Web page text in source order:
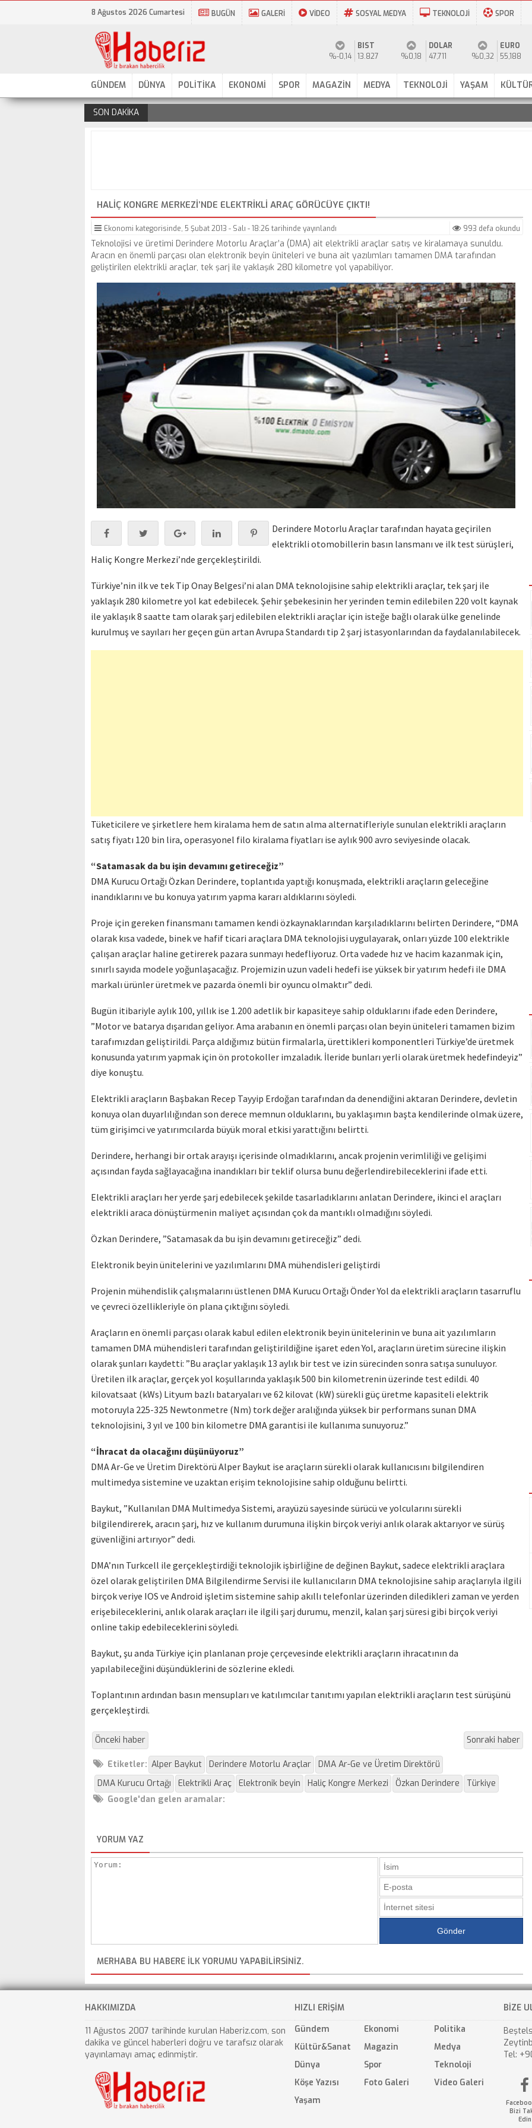
8 Ağustos 2026 Cumartesi BUGÜN GALERİ VİDEO SOSYAL MEDYA TEKNOLOJİ SPOR
%-0,14
BIST
13.827
%0,18
DOLAR
47,711
%0,32
EURO
55,188
GÜNDEM DÜNYA POLİTİKA EKONOMİ SPOR MAGAZİN MEDYA TEKNOLOJİ YAŞAM
SON DAKİKA
HALIÇ KONGRE MERKEZI’NDE ELEKTRIKLI ARAÇ GÖRÜCÜYE ÇIKTI!
993 defa okundu
Ekonomi kategorisinde, 5 Şubat 2013 - Salı - 18:26 tarihinde yayınlandı
Teknolojisi ve üretimi Derindere Motorlu Araçlar’a (DMA) ait elektrikli araçlar satış ve kiralamaya sunuldu.
Aracın en önemli parçası olan elektronik beyin üniteleri ve buna ait yazılımları tamamen DMA tarafından
geliştirilen elektrikli araçlar, tek şarj ile yaklaşık 280 kilometre yol yapabiliyor.
Derindere Motorlu Araçlar tarafından hayata geçirilen
elektrikli otomobillerin basın lansmanı ve ilk test sürüşleri,
Haliç Kongre Merkezi’nde gerçekleştirildi.
Türkiye’nin ilk ve tek Tip Onay Belgesi’ni alan DMA teknolojisine sahip elektrikli araçlar, tek şarj ile
yaklaşık 280 kilometre yol kat edebilecek. Şehir şebekesinin her yerinden temin edilebilen 220 volt kaynak
ile yaklaşık 8 saatte tam olarak şarj edilebilen elektrikli araçlar için isteğe bağlı olarak ülke genelinde
kurulmuş ve sayıları her geçen gün artan Avrupa Standardı tip 2 şarj istasyonlarından da faydalanılabilecek.
Tüketicilere ve şirketlere hem kiralama hem de satın alma alternatifleriyle sunulan elektrikli araçların
satış fiyatı 120 bin lira, operasyonel filo kiralama fiyatları ise aylık 900 avro seviyesinde olacak.
“Satamasak da bu işin devamını getireceğiz”
DMA Kurucu Ortağı Özkan Derindere, toplantıda yaptığı konuşmada, elektrikli araçların geleceğine
inandıklarını ve bu konuya yatırım yapma kararı aldıklarını söyledi.
Proje için gereken finansmanı tamamen kendi özkaynaklarından karşıladıklarını belirten Derindere, “DMA
olarak kısa vadede, binek ve hafif ticari araçlara DMA teknolojisi uygulayarak, onları yüzde 100 elektrikle
çalışan araçlar haline getirerek pazara sunmayı hedefliyoruz. Orta vadede hız ve hacim kazanmak için,
sınırlı sayıda modele yoğunlaşacağız. Projemizin uzun vadeli hedefi ise yüksek bir yatırım hedefi ile DMA
markalı ürünler üretmek ve pazarda önemli bir oyuncu olmaktır” dedi.
Bugün itibariyle aylık 100, yıllık ise 1.200 adetlik bir kapasiteye sahip olduklarını ifade eden Derindere,
”Motor ve batarya dışarıdan geliyor. Ama arabanın en önemli parçası olan beyin üniteleri tamamen bizim
tarafımızdan geliştirildi. Parça aldığımız bütün firmalarla, ürettikleri komponentleri Türkiye’de üretmek
konusunda yatırım yapmak için ön protokoller imzaladık. İleride bunları yerli olarak üretmek hedefindeyiz”
diye konuştu.
Elektrikli araçların Başbakan Recep Tayyip Erdoğan tarafından da denendiğini aktaran Derindere, devletin
konuya olan duyarlılığından son derece memnun olduklarını, bu yaklaşımın başta kendilerinde olmak üzere,
tüm girişimci ve yatırımcılarda büyük moral etkisi yarattığını belirtti.
Derindere, herhangi bir ortak arayışı içerisinde olmadıklarını, ancak projenin verimliliği ve gelişimi
açısından fayda sağlayacağına inandıkları bir teklif olursa bunu değerlendirebileceklerini ifade etti.
Elektrikli araçları her yerde şarj edebilecek şekilde tasarladıklarını anlatan Derindere, ikinci el araçları
elektrikli araca dönüştürmenin maliyet açısından çok da mantıklı olmadığını söyledi.
Özkan Derindere, ”Satamasak da bu işin devamını getireceğiz” dedi.
Elektronik beyin ünitelerini ve yazılımlarını DMA mühendisleri geliştirdi
Projenin mühendislik çalışmalarını üstlenen DMA Kurucu Ortağı Önder Yol da elektrikli araçların tasarruflu
ve çevreci özellikleriyle ön plana çıktığını söyledi.
Araçların en önemli parçası olarak kabul edilen elektronik beyin ünitelerinin ve buna ait yazılımların
tamamen DMA mühendisleri tarafından geliştirildiğine işaret eden Yol, araçların üretim sürecine ilişkin
olarak şunları kaydetti: ”Bu araçlar yaklaşık 13 aylık bir test ve izin sürecinden sonra satışa sunuluyor.
Üretilen ilk araçlar, gerçek yol koşullarında yaklaşık 500 bin kilometrenin üzerinde test edildi. 40
kilovatsaat (kWs) Lityum bazlı bataryaları ve 62 kilovat (kW) sürekli güç üretme kapasiteli elektrik
motoruyla 225-325 Newtonmetre (Nm) tork değer aralığında yüksek bir performans sunan DMA
teknolojisini, 3 yıl ve 100 bin kilometre DMA garantisi ile kullanıma sunuyoruz.”
“İhracat da olacağını düşünüyoruz”
DMA Ar-Ge ve Üretim Direktörü Alper Baykut ise araçların sürekli olarak kullanıcısını bilgilendiren
multimedya sistemine ve uzaktan erişim teknolojisine sahip olduğunu belirtti.
Baykut, ”Kullanılan DMA Multimedya Sistemi, arayüzü sayesinde sürücü ve yolcularını sürekli
bilgilendirerek, aracın şarj, hız ve kullanım durumuna ilişkin birçok veriyi anlık olarak aktarıyor ve sürüş
güvenliğini artırıyor” dedi.
DMA’nın Turkcell ile gerçekleştirdiği teknolojik işbirliğine de değinen Baykut, sadece elektrikli araçlara
özel olarak geliştirilen DMA Bilgilendirme Servisi ile kullanıcıların DMA teknolojisine sahip araçlarıyla ilgili
birçok veriye IOS ve Android işletim sistemine sahip akıllı telefonlar üzerinden diledikleri zaman ve yerden
erişebileceklerini, anlık olarak araçları ile ilgili şarj durumu, menzil, kalan şarj süresi gibi birçok veriyi
online takip edebileceklerini söyledi.
Baykut, şu anda Türkiye için planlanan proje çerçevesinde elektrikli araçların ihracatının da
yapılabileceğini düşündüklerini de sözlerine ekledi.
Toplantının ardından basın mensupları ve katılımcılar tanıtımı yapılan elektrikli araçların test sürüşünü
gerçekleştirdi.
Önceki haber Sonraki haber
Etiketler: Alper Baykut Derindere Motorlu Araçlar
DMA Ar-Ge ve Üretim Direktörü
DMA Kurucu Ortağı
Elektrikli Araç Elektronik beyin Haliç Kongre Merkezi Özkan Derindere
Türkiye
Google'dan gelen aramalar:
YORUM YAZ
MERHABA BU HABERE ILK YORUMU YAPABILIRSINIZ.
HAKKIMIZDA
11 Ağustos 2007 tarihinde kurulan Haberiz.com, son
dakika ve güncel haberleri doğru ve tarafsız olarak
yayınlamayı amaç edinmiştir.
HIZLI ERİŞİM
Gündem
Ekonomi
Politika
Kültür&Sanat
Magazin
Medya
Dünya
Spor
Teknoloji
Köşe Yazısı
Foto Galeri
Video Galeri
Yaşam
BİZE
Tel:
Bizi
Edin